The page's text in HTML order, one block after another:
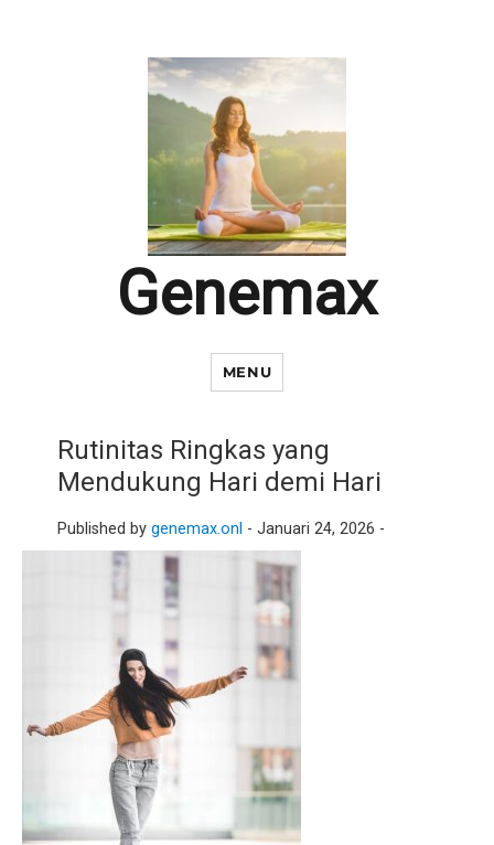
Genemax
MENU
Rutinitas Ringkas yang
Mendukung Hari demi Hari
Published by genemax.onl - Januari 24, 2026 -